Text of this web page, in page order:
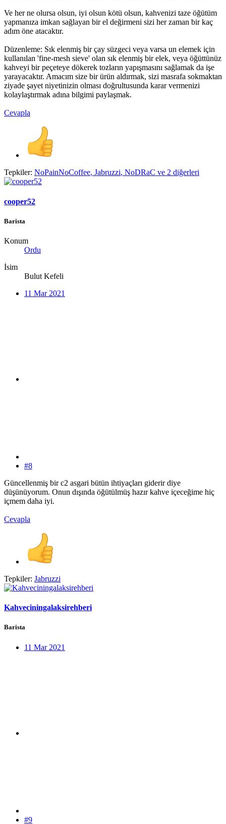
Ve her ne olursa olsun, iyi olsun kötü olsun, kahvenizi taze öğütüm
yapmanıza imkan sağlayan bir el değirmeni sizi her zaman bir kaç
adım öne atacaktır.
Düzenleme: Sık elenmiş bir çay süzgeci veya varsa un elemek için
kullanılan 'fine-mesh sieve' olan sık elenmiş bir elek, veya öğüttünüz
kahveyi bir peçeteye dökerek tozların yapışmasını sağlamak da işe
yarayacaktır. Amacım size bir ürün aldırmak, sizi masrafa sokmaktan
ziyade şayet niyetinizin olması doğrultusunda karar vermenizi
kolaylaştırmak adına bilgimi paylaşmak.
Cevapla
Tepkiler: NoPainNoCoffee, Jabruzzi, NoDRaC ve 2 diğerleri
cooper52
Barista
Konum
Ordu
İsim
Bulut Kefeli
11 Mar 2021
#8
Güncellenmiş bir c2 asgari bütün ihtiyaçları giderir diye
düşünüyorum. Onun dışında öğütülmüş hazır kahve içeceğime hiç
içmem daha iyi.
Cevapla
Tepkiler: Jabruzzi
Kahveciningalaksirehberi
Barista
11 Mar 2021
#9